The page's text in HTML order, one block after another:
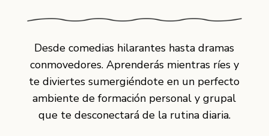
Desde comedias hilarantes hasta dramas
conmovedores. Aprenderás mientras ríes y
te diviertes sumergiéndote en un perfecto
ambiente de formación personal y grupal
que te desconectará de la rutina diaria.